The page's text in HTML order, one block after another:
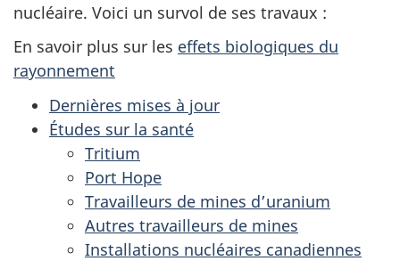
nucléaire. Voici un survol de ses travaux :
En savoir plus sur les effets biologiques du
rayonnement
Dernières mises à jour
Études sur la santé
Tritium
Port Hope
Travailleurs de mines d’uranium
Autres travailleurs de mines
Installations nucléaires canadiennes